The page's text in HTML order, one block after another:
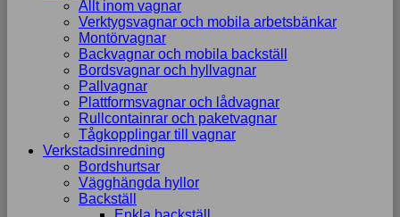
Allt inom vagnar
Verktygsvagnar och mobila arbetsbänkar
Montörvagnar
Backvagnar och mobila backställ
Bordsvagnar och hyllvagnar
Pallvagnar
Plattformsvagnar och lådvagnar
Rullcontainrar och paketvagnar
Tågkopplingar till vagnar
Verkstadsinredning
Bordshurtsar
Vägghängda hyllor
Backställ